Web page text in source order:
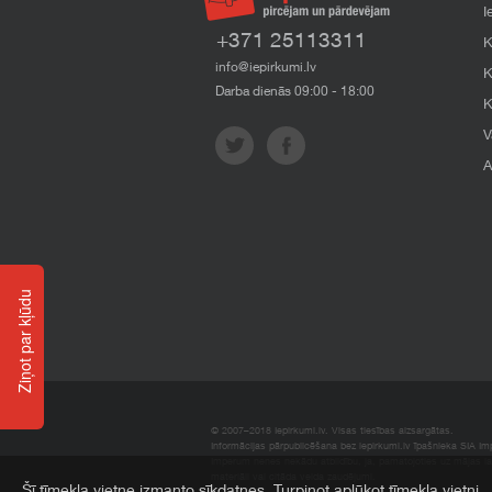
+371 25113311
info@iepirkumi.lv
Darba dienās 09:00 - 18:00
© 2007–2018 Iepirkumi.lv. Visas tiesības aizsargātas.
Informācijas pārpublicēšana bez iepirkumi.lv īpašnieka SIA
Ziņot par kļūdu